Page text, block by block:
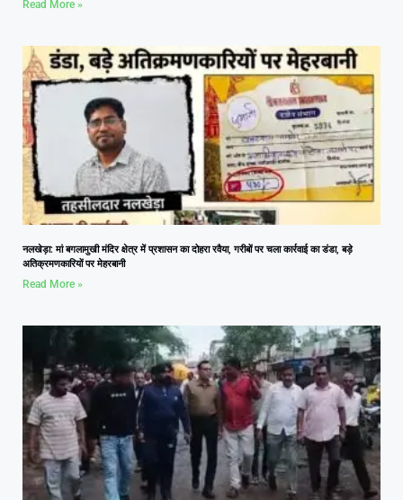
Read More »
नलखेड़ा: मां बगलामुखी मंदिर क्षेत्र में प्रशासन का दोहरा रवैया, गरीबों पर चला कार्रवाई का डंडा, बड़े
अतिक्रमणकारियों पर मेहरबानी
Read More »